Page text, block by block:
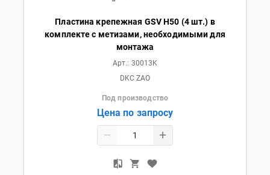
Пластина крепежная GSV H50 (4 шт.) в
комплекте с метизами, необходимыми для
монтажа
Арт.: 30013K
DKC ZAO
Под производство
Цена по запросу